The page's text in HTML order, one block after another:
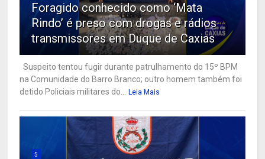
Foragido conhecido como ‘Mata
Rindo’ é preso com drogas e rádios
transmissores em Duque de Caxias
Suspeito tentou fugir durante patrulhamento do 15º BPM
na Comunidade do Barro Branco; outro homem também foi
detido Policiais militares do...
Leia Mais
5